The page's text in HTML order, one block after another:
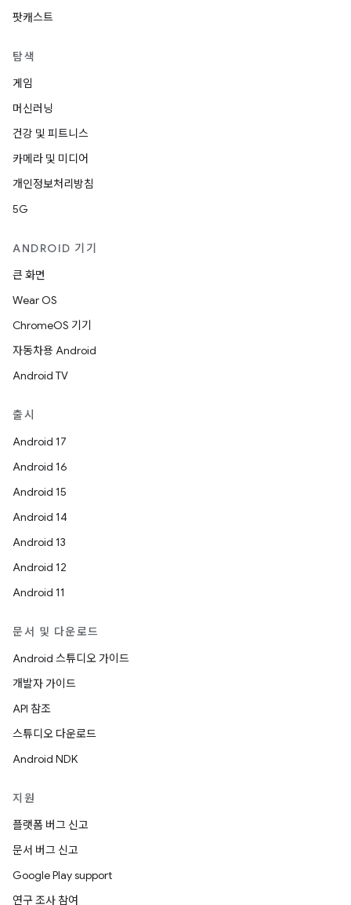
팟캐스트
탐색
게임
머신러닝
건강 및 피트니스
카메라 및 미디어
개인정보처리방침
5G
ANDROID 기기
큰 화면
Wear OS
ChromeOS 기기
자동차용 Android
Android TV
출시
Android 17
Android 16
Android 15
Android 14
Android 13
Android 12
Android 11
문서 및 다운로드
Android 스튜디오 가이드
개발자 가이드
API 참조
스튜디오 다운로드
Android NDK
지원
플랫폼 버그 신고
문서 버그 신고
Google Play support
연구 조사 참여